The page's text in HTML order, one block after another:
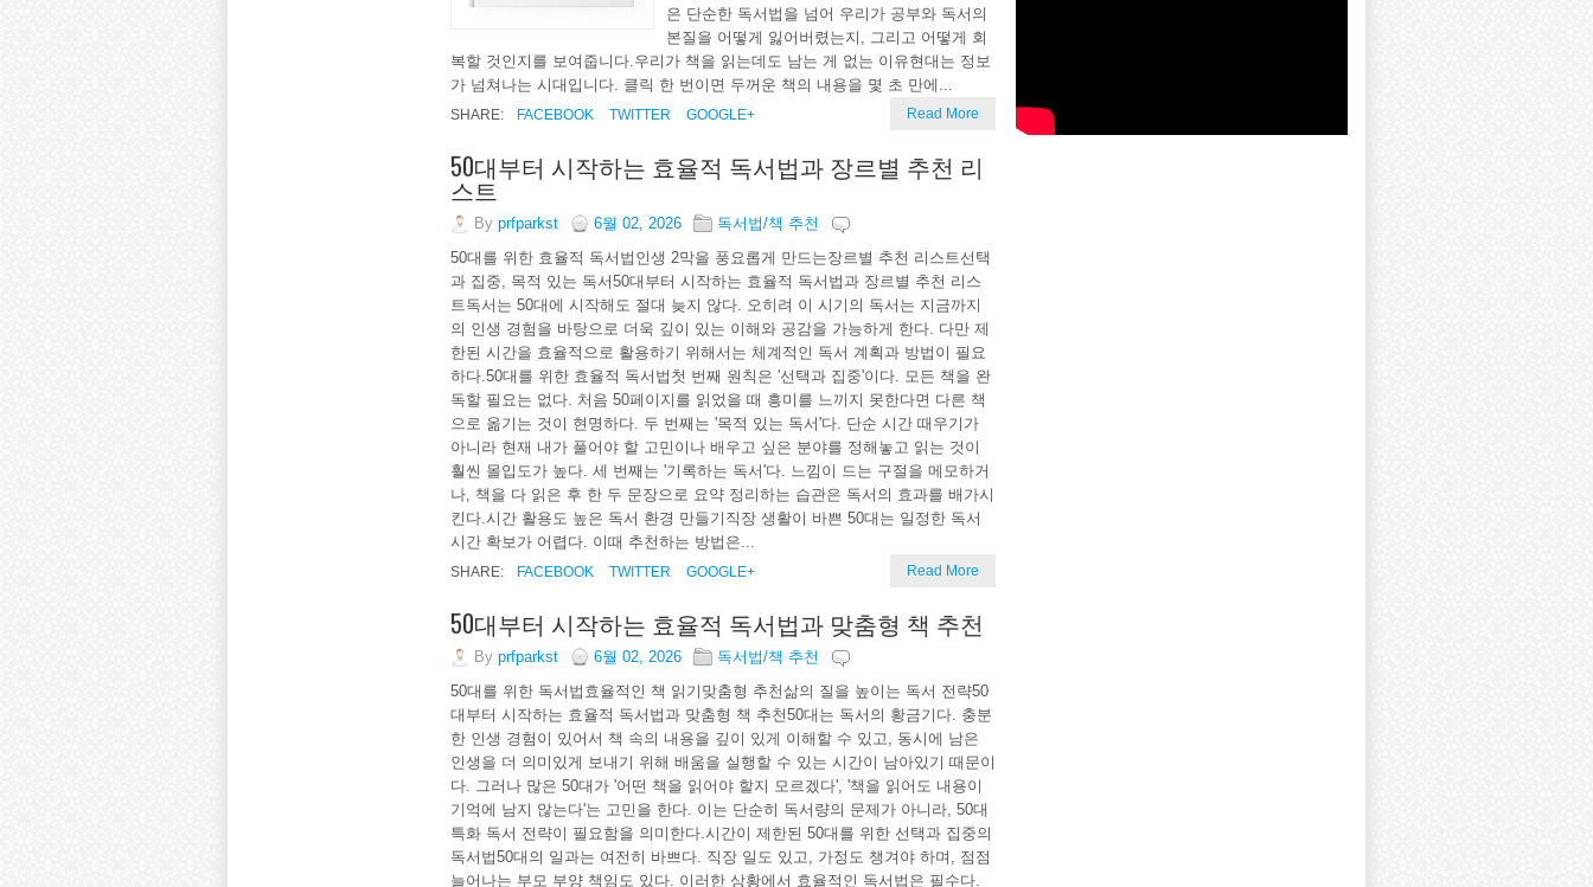
은 단순한 독서법을 넘어 우리가 공부와 독서의
본질을 어떻게 잃어버렸는지, 그리고 어떻게 회
복할 것인지를 보여줍니다.우리가 책을 읽는데도 남는 게 없는 이유현대는 정보
가 넘쳐나는 시대입니다. 클릭 한 번이면 두꺼운 책의 내용을 몇 초 만에...
SHARE: FACEBOOK TWITTER GOOGLE+ Read More
50대부터 시작하는 효율적 독서법과 장르별 추천 리
스트
By prfparkst 6월 02, 2026
독서법/책 추천
50대를 위한 효율적 독서법인생 2막을 풍요롭게 만드는장르별 추천 리스트선택
과 집중, 목적 있는 독서50대부터 시작하는 효율적 독서법과 장르별 추천 리스
트독서는 50대에 시작해도 절대 늦지 않다. 오히려 이 시기의 독서는 지금까지
의 인생 경험을 바탕으로 더욱 깊이 있는 이해와 공감을 가능하게 한다. 다만 제
한된 시간을 효율적으로 활용하기 위해서는 체계적인 독서 계획과 방법이 필요
하다.50대를 위한 효율적 독서법첫 번째 원칙은 '선택과 집중'이다. 모든 책을 완
독할 필요는 없다. 처음 50페이지를 읽었을 때 흥미를 느끼지 못한다면 다른 책
으로 옮기는 것이 현명하다. 두 번째는 '목적 있는 독서'다. 단순 시간 때우기가
아니라 현재 내가 풀어야 할 고민이나 배우고 싶은 분야를 정해놓고 읽는 것이
훨씬 몰입도가 높다. 세 번째는 '기록하는 독서'다. 느낌이 드는 구절을 메모하거
나, 책을 다 읽은 후 한 두 문장으로 요약 정리하는 습관은 독서의 효과를 배가시
킨다.시간 활용도 높은 독서 환경 만들기직장 생활이 바쁜 50대는 일정한 독서
시간 확보가 어렵다. 이때 추천하는 방법은...
SHARE: FACEBOOK TWITTER GOOGLE+ Read More
50대부터 시작하는 효율적 독서법과 맞춤형 책 추천
By prfparkst 6월 02, 2026
독서법/책 추천
50대를 위한 독서법효율적인 책 읽기맞춤형 추천삶의 질을 높이는 독서 전략50
대부터 시작하는 효율적 독서법과 맞춤형 책 추천50대는 독서의 황금기다. 충분
한 인생 경험이 있어서 책 속의 내용을 깊이 있게 이해할 수 있고, 동시에 남은
인생을 더 의미있게 보내기 위해 배움을 실행할 수 있는 시간이 남아있기 때문이
다. 그러나 많은 50대가 '어떤 책을 읽어야 할지 모르겠다', '책을 읽어도 내용이
기억에 남지 않는다'는 고민을 한다. 이는 단순히 독서량의 문제가 아니라, 50대
특화 독서 전략이 필요함을 의미한다.시간이 제한된 50대를 위한 선택과 집중의
독서법50대의 일과는 여전히 바쁘다. 직장 일도 있고, 가정도 챙겨야 하며, 점점
늘어나는 부모 부양 책임도 있다. 이러한 상황에서 효율적인 독서법은 필수다.